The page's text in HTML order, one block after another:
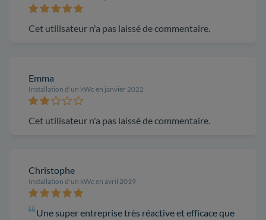
Cet utilisateur n'a pas laissé de commentaire.
Emma
Installation d'un kWc en janvier 2022
Cet utilisateur n'a pas laissé de commentaire.
Christophe
Installation d'un kWc en avril 2019
Une super entreprise très réactive et efficace que